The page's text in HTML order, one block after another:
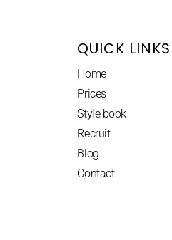
QUICK LINKS
Home
Prices
Style book
Recruit
Blog
Contact